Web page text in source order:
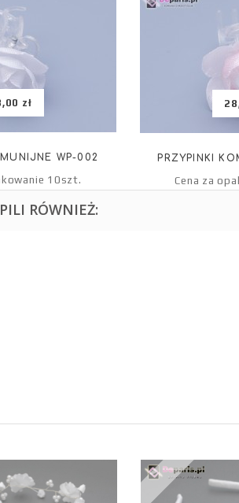
zł
WP-002
10szt.
PRZYPINKI
Cena za
RÓWNIEŻ: